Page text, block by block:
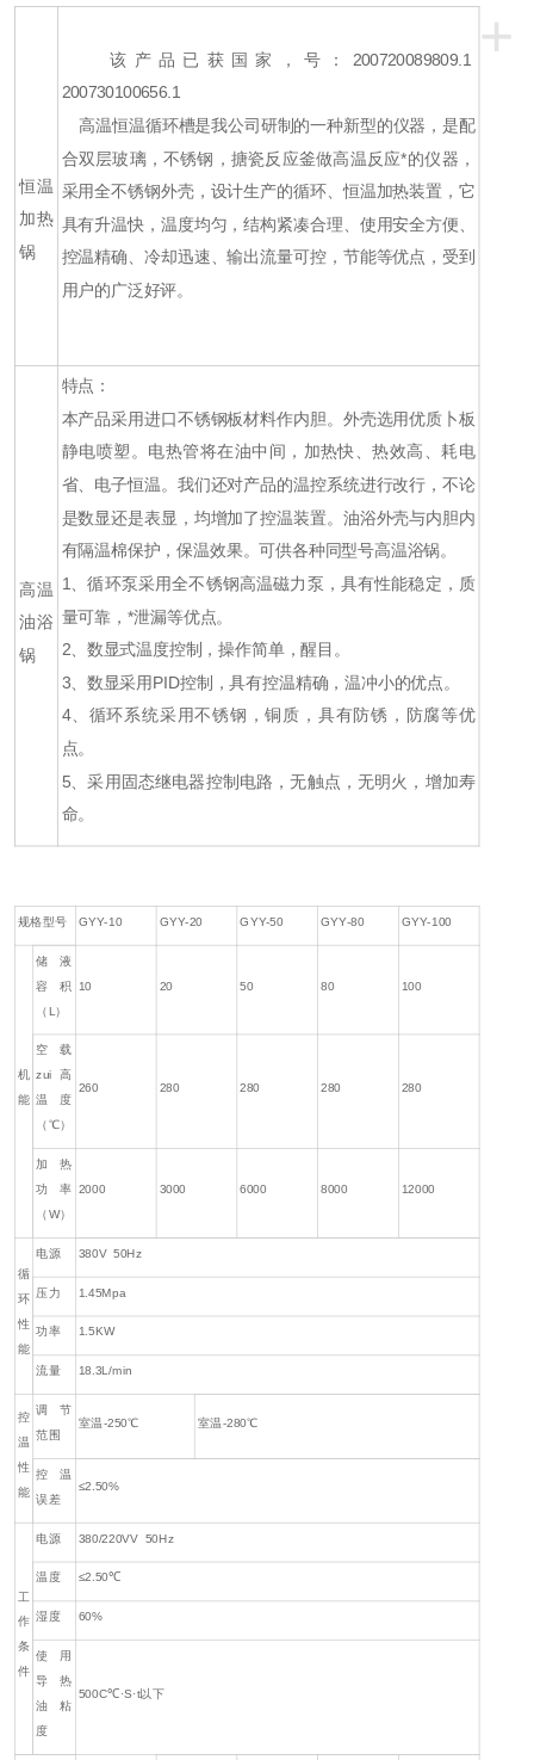
+
恒温
加热
锅
该产品已获国家，号：200720089809.1
200730100656.1
高温恒温循环槽是我公司研制的一种新型的仪器，是配
合双层玻璃，不锈钢，搪瓷反应釜做高温反应*的仪器，
采用全不锈钢外壳，设计生产的循环、恒温加热装置，它
具有升温快，温度均匀，结构紧凑合理、使用安全方便、
控温精确、冷却迅速、输出流量可控，节能等优点，受到
用户的广泛好评。
高温
油浴
锅
特点：
本产品采用进口不锈钢板材料作内胆。外壳选用优质卜板
静电喷塑。电热管将在油中间，加热快、热效高、耗电
省、电子恒温。我们还对产品的温控系统进行改行，不论
是数显还是表显，均增加了控温装置。油浴外壳与内胆内
有隔温棉保护，保温效果。可供各种同型号高温浴锅。
1、循环泵采用全不锈钢高温磁力泵，具有性能稳定，质
量可靠，*泄漏等优点。
2、数显式温度控制，操作简单，醒目。
3、数显采用PID控制，具有控温精确，温冲小的优点。
4、循环系统采用不锈钢，铜质，具有防锈，防腐等优
点。
5、采用固态继电器控制电路，无触点，无明火，增加寿
命。
规格型号 GYY-10 GYY-20 GYY-50 GYY-80 GYY-100
机
能
储液
容积
（L）
10 20 50 80 100
空载
zui高
温度
（℃）
260 280 280 280 280
加热
功率
（W）
2000 3000 6000 8000 12000
循
环
性
能
电源 380V 50Hz
压力 1.45Mpa
功率 1.5KW
流量 18.3L/min
控
温
性
能
调节
范围
室温-250℃ 室温-280℃
控温
误差
≤2.50%
工
作
条
件
电源 380/220VV 50Hz
温度 ≤2.50℃
湿度 60%
使用
导热
油粘
度
500C℃·S·t以下